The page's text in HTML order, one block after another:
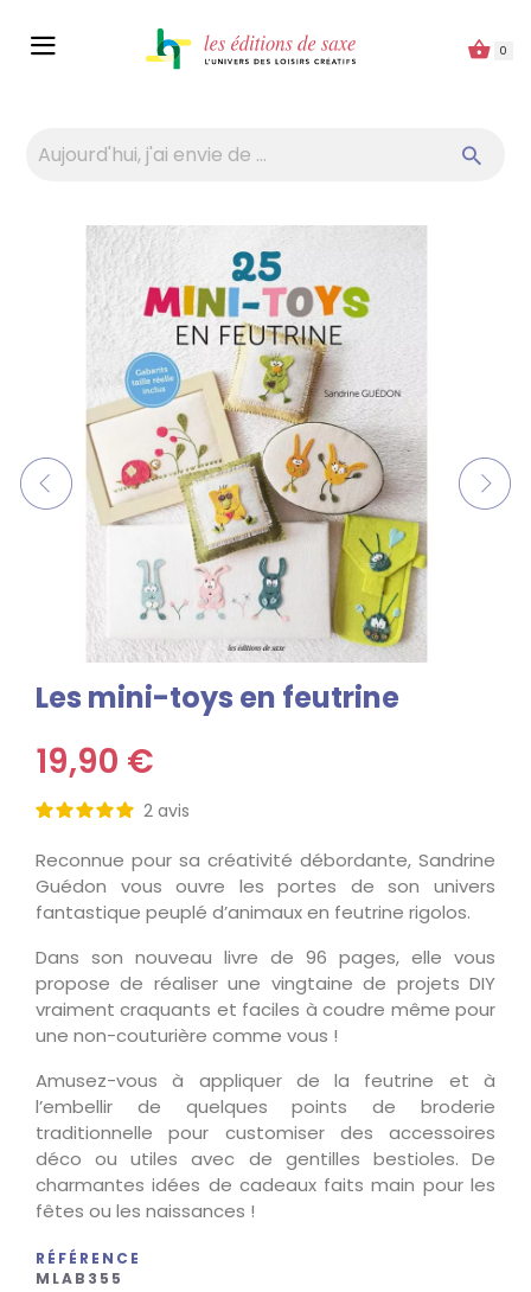
0
Les mini-toys en feutrine
19,90 €
2 avis
Reconnue pour sa créativité débordante, Sandrine
Guédon vous ouvre les portes de son univers
fantastique peuplé d’animaux en feutrine rigolos.
Dans son nouveau livre de 96 pages, elle vous
propose de réaliser une vingtaine de projets DIY
vraiment craquants et faciles à coudre même pour
une non-couturière comme vous !
Amusez-vous à appliquer de la feutrine et à
l’embellir de quelques points de broderie
traditionnelle pour customiser des accessoires
déco ou utiles avec de gentilles bestioles. De
charmantes idées de cadeaux faits main pour les
fêtes ou les naissances !
RÉFÉRENCE
MLAB355